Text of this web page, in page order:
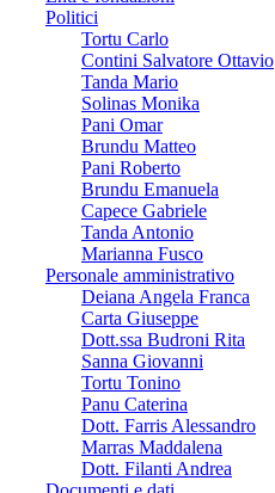
Politici
Tortu Carlo
Contini Salvatore Ottavio
Tanda Mario
Solinas Monika
Pani Omar
Brundu Matteo
Pani Roberto
Brundu Emanuela
Capece Gabriele
Tanda Antonio
Marianna Fusco
Personale amministrativo
Deiana Angela Franca
Carta Giuseppe
Dott.ssa Budroni Rita
Sanna Giovanni
Tortu Tonino
Panu Caterina
Dott. Farris Alessandro
Marras Maddalena
Dott. Filanti Andrea